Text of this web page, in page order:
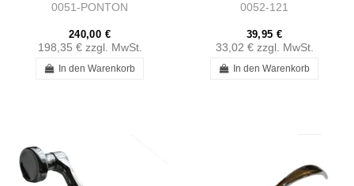
0051-PONTON
240,00 €
198,35 € zzgl. MwSt.
In den Warenkorb
0052-121
39,95 €
33,02 € zzgl. MwSt.
In den Warenkorb